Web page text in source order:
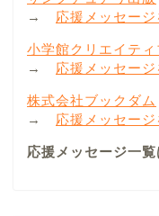
→ 応援メッセージ
小学館クリエイティ
→ 応援メッセージ
株式会社ブックダム
→ 応援メッセージ
応援メッセージ一覧